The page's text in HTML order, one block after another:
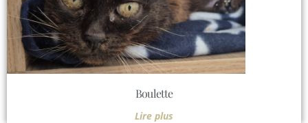
Boulette
Lire plus